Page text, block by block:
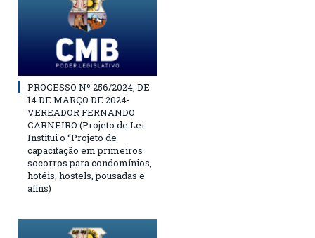
PROCESSO Nº 256/2024, DE
14 DE MARÇO DE 2024-
VEREADOR FERNANDO
CARNEIRO (Projeto de Lei
Institui o “Projeto de
capacitação em primeiros
socorros para condomínios,
hotéis, hostels, pousadas e
afins)